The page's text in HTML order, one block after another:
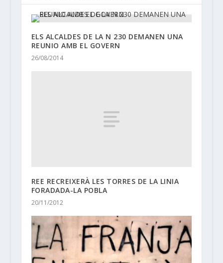
ELS ALCALDES DE LA N 230 DEMANEN UNA
REUNIO AMB EL GOVERN
26/08/2014
REE RECREIXERÀ LES TORRES DE LA LINIA
FORADADA-LA POBLA
20/11/2012